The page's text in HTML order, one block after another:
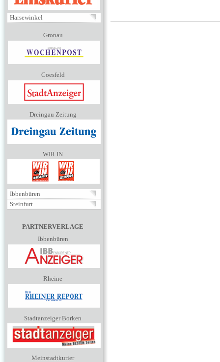
Harsewinkel
Gronau
Coesfeld
Dreingau Zeitung
WIR IN
Ibbenbüren
Steinfurt
PARTNERVERLAGE
Ibbenbüren
Rheine
Stadtanzeiger Borken
Meinstadtkurier